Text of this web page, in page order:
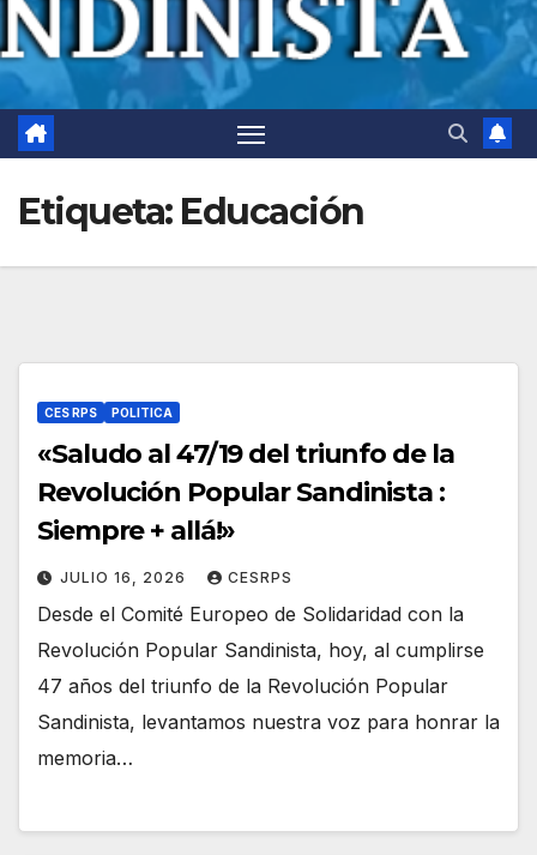
Etiqueta: Educación
CES RPS POLITICA
«Saludo al 47/19 del triunfo de la
Revolución Popular Sandinista :
Siempre + allá!»
JULIO 16, 2026 CESRPS
Desde el Comité Europeo de Solidaridad con la
Revolución Popular Sandinista, hoy, al cumplirse
47 años del triunfo de la Revolución Popular
Sandinista, levantamos nuestra voz para honrar la
memoria…